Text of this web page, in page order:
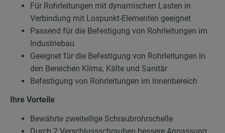
Für Rohrleitungen mit dynamischen Lasten in
Verbindung mit Lospunkt-Elementen geeignet
Passend für die Befestigung von Rohrleitungen im
Industriebau
Geeignet für die Befestigung von Rohrleitungen in
den Bereichen Klima, Kälte und Sanitär
Befestigung von Rohrleitungen im Innenbereich
Ihre Vorteile
Bewährte zweiteilige Schraubrohrschelle